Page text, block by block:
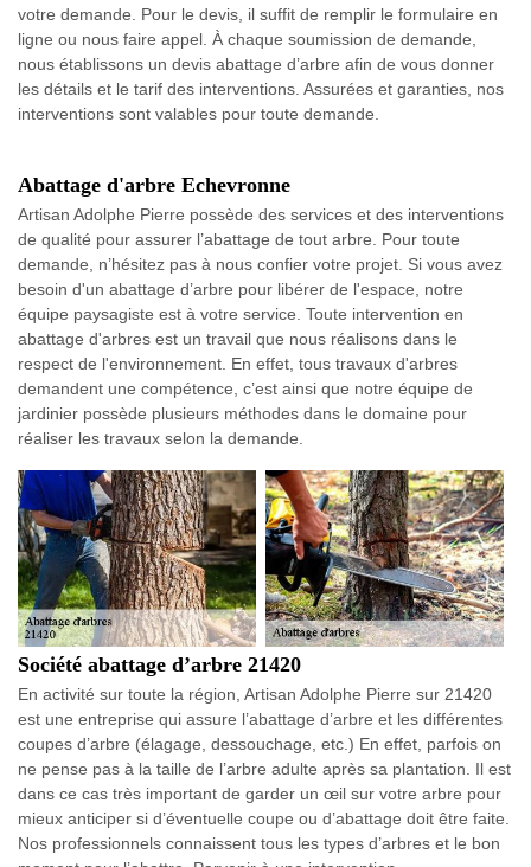
votre demande. Pour le devis, il suffit de remplir le formulaire en
ligne ou nous faire appel. À chaque soumission de demande,
nous établissons un devis abattage d’arbre afin de vous donner
les détails et le tarif des interventions. Assurées et garanties, nos
interventions sont valables pour toute demande.
Abattage d'arbre Echevronne
Artisan Adolphe Pierre possède des services et des interventions
de qualité pour assurer l’abattage de tout arbre. Pour toute
demande, n’hésitez pas à nous confier votre projet. Si vous avez
besoin d'un abattage d’arbre pour libérer de l'espace, notre
équipe paysagiste est à votre service. Toute intervention en
abattage d'arbres est un travail que nous réalisons dans le
respect de l'environnement. En effet, tous travaux d'arbres
demandent une compétence, c’est ainsi que notre équipe de
jardinier possède plusieurs méthodes dans le domaine pour
réaliser les travaux selon la demande.
Société abattage d’arbre 21420
En activité sur toute la région, Artisan Adolphe Pierre sur 21420
est une entreprise qui assure l’abattage d’arbre et les différentes
coupes d’arbre (élagage, dessouchage, etc.) En effet, parfois on
ne pense pas à la taille de l’arbre adulte après sa plantation. Il est
dans ce cas très important de garder un œil sur votre arbre pour
mieux anticiper si d’éventuelle coupe ou d’abattage doit être faite.
Nos professionnels connaissent tous les types d’arbres et le bon